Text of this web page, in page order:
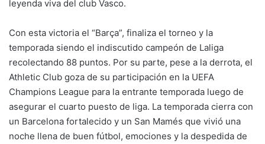
leyenda viva del club Vasco.
Con esta victoria el “Barça”, finaliza el torneo y la
temporada siendo el indiscutido campeón de Laliga
recolectando 88 puntos. Por su parte, pese a la derrota, el
Athletic Club goza de su participación en la UEFA
Champions League para la entrante temporada luego de
asegurar el cuarto puesto de liga. La temporada cierra con
un Barcelona fortalecido y un San Mamés que vivió una
noche llena de buen fútbol, emociones y la despedida de